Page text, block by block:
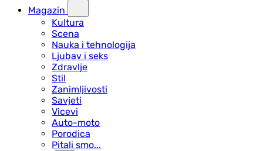
Magazin
Kultura
Scena
Nauka i tehnologija
Ljubav i seks
Zdravlje
Stil
Zanimljivosti
Savjeti
Vicevi
Auto-moto
Porodica
Pitali smo...